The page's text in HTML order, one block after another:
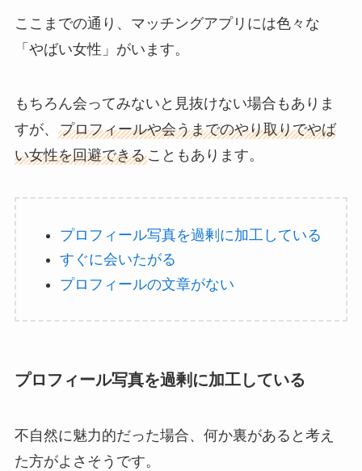
ここまでの通り、マッチングアプリには色々な
「やばい女性」がいます。
もちろん会ってみないと見抜けない場合もありま
すが、 プロフィールや会うまでのやり取りでやば
い女性を回避できることもあります。
プロフィール写真を過剰に加工している
すぐに会いたがる
プロフィールの文章がない
プロフィール写真を過剰に加工している
不自然に魅力的だった場合、何か裏があると考え
た方がよさそうです。